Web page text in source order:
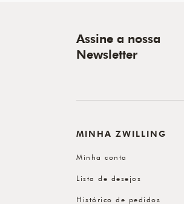
Assine a nossa
Newsletter
MINHA ZWILLING
Minha conta
Lista de desejos
Histórico de pedidos